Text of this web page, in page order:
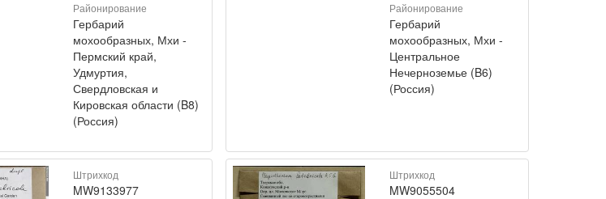
Районирование
Гербарий
мохообразных, Мхи -
Пермский край,
Удмуртия,
Свердловская и
Кировская области (B8)
(Россия)
Районирование
Гербарий
мохообразных, Мхи -
Центральное
Нечерноземье (B6)
(Россия)
Штрихкод
MW9133977
Штрихкод
MW9055504